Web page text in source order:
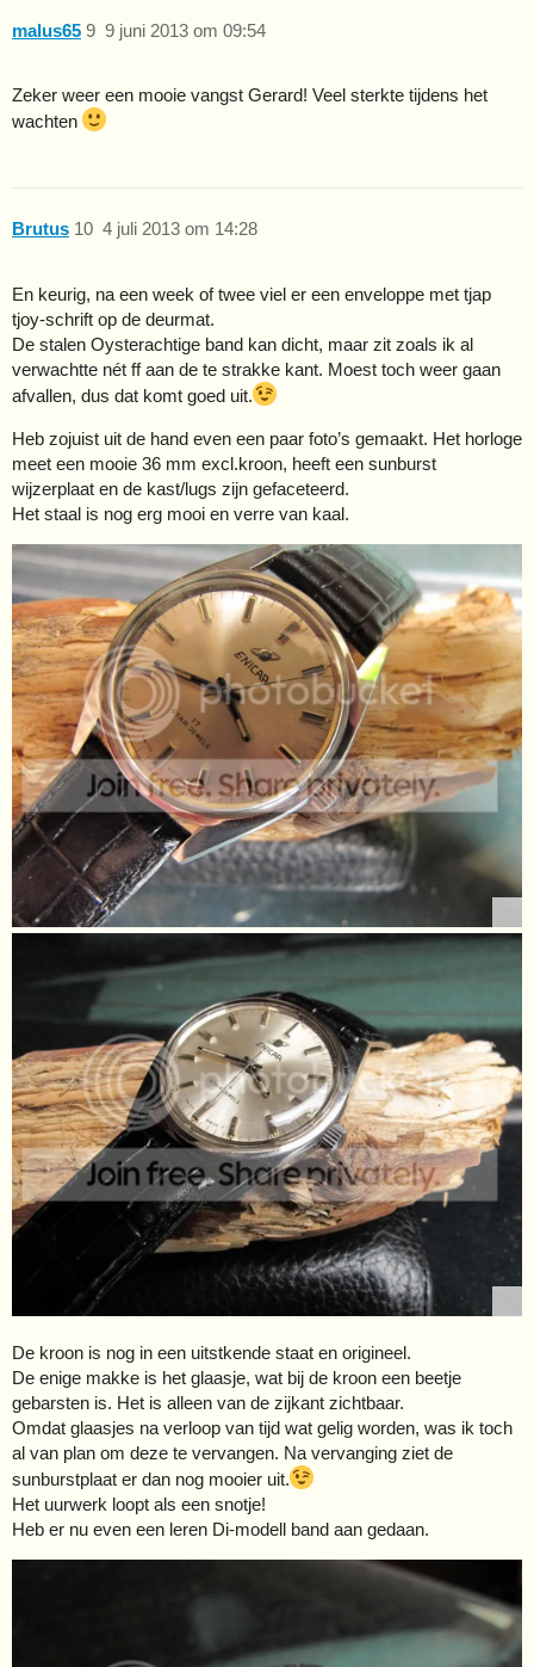
malus65 9 juni 2013 om 09:54
9
Zeker weer een mooie vangst Gerard! Veel sterkte tijdens het
wachten
Brutus 4 juli 2013 om 14:28
10
En keurig, na een week of twee viel er een enveloppe met tjap
tjoy-schrift op de deurmat.
De stalen Oysterachtige band kan dicht, maar zit zoals ik al
verwachtte nét ff aan de te strakke kant. Moest toch weer gaan
afvallen, dus dat komt goed uit.
Heb zojuist uit de hand even een paar foto’s gemaakt. Het horloge
meet een mooie 36 mm excl.kroon, heeft een sunburst
wijzerplaat en de kast/lugs zijn gefaceteerd.
Het staal is nog erg mooi en verre van kaal.
De kroon is nog in een uitstkende staat en origineel.
De enige makke is het glaasje, wat bij de kroon een beetje
gebarsten is. Het is alleen van de zijkant zichtbaar.
Omdat glaasjes na verloop van tijd wat gelig worden, was ik toch
al van plan om deze te vervangen. Na vervanging ziet de
sunburstplaat er dan nog mooier uit.
Het uurwerk loopt als een snotje!
Heb er nu even een leren Di-modell band aan gedaan.